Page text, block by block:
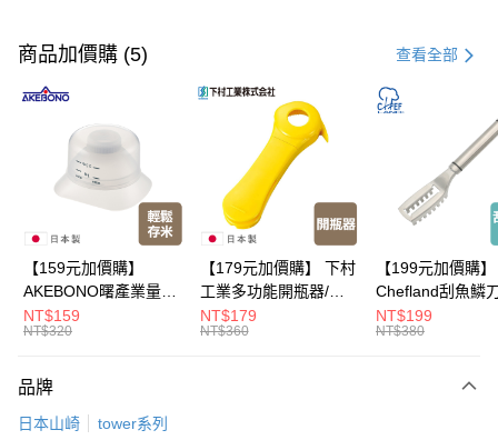
信用卡一次付款
超商取貨付款
LINE Pay
Apple Pay
Google Pay
全盈+PAY
大哥付你分期
【大哥付你分期使用說明】
1.本服務由台灣大哥大提供，台灣大哥大用戶可立即使用無須另外申請。
2.付款方式選擇「大哥付你分期」，訂單成立後會自動跳轉到大哥付的交易
商品加價購 (5) 查看全部
【159元加價購】
AKEBONO曙產業量米
杯漏斗組(白)/量米杯/
米桶/量米用具/任二件8
NT$159
NT$320
【179元加價購】 下村
工業多功能開瓶器/開
瓶器/餐廚用品/料理道
具/任二件8折
NT$179
NT$360
【199元加價購】
Chefland刮魚鱗
魚鱗器/廚房用品/
道具/任二件8折
NT$199
NT$380
品牌
日本山崎 tower系列